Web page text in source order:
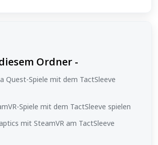
Ordner -
Quest-Spiele mit dem TactSleeve
Spiele mit dem TactSleeve spielen
mit SteamVR am TactSleeve